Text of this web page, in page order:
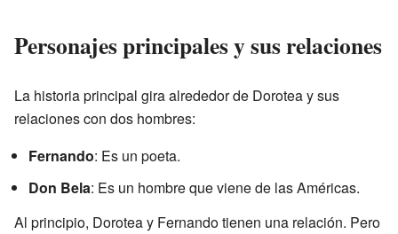
Personajes principales y sus relaciones
La historia principal gira alrededor de Dorotea y sus
relaciones con dos hombres:
Fernando: Es un poeta.
Don Bela: Es un hombre que viene de las Américas.
Al principio, Dorotea y Fernando tienen una relación. Pero